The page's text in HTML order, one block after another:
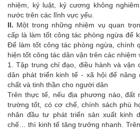
nhiệm, kỷ luật, kỷ cương không
nước trên các lĩnh vực yếu.
II. Một trong những nhiệm vụ quan
cấp là làm tốt công tác phòng ngừa để
Để làm tốt công tác phòng ngừa, chính
hiện tốt công tác dân vận trên các nhiệm
1. Tập trung chỉ đạo, điều hành và vận
dân phát triển kinh tế - xã hội để nâng
chất và tinh thần cho người dân
Trên thực tế, nếu địa phương nào, đất
trường tốt, có cơ chế, chính sách phù
nhân đầu tư phát triển sản xuất kinh
chế… thì kinh tế tăng trưởng nhanh.